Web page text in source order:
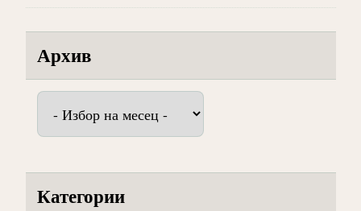
Архив
Архив
Категории